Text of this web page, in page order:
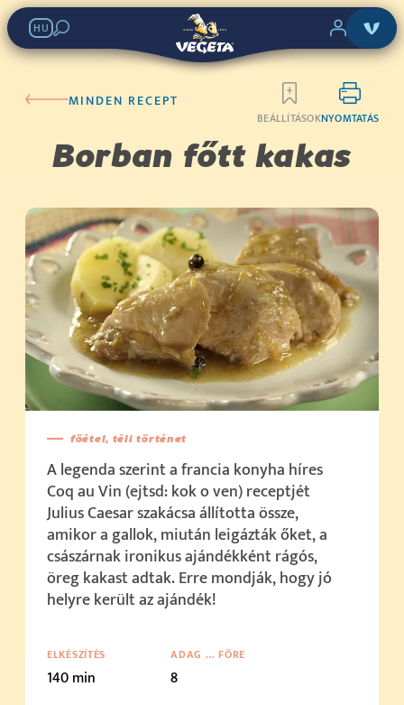
HU
MINDEN RECEPT
BEÁLLÍTÁSOKNYOMTATÁS
Borban főtt kakas
főétel, téli történet
A legenda szerint a francia konyha híres
Coq au Vin (ejtsd: kok o ven) receptjét
Julius Caesar szakácsa állította össze,
amikor a gallok, miután leigázták őket, a
császárnak ironikus ajándékként rágós,
öreg kakast adtak. Erre mondják, hogy jó
helyre került az ajándék!
ELKÉSZÍTÉS
140 min
ADAG … FŐRE
8